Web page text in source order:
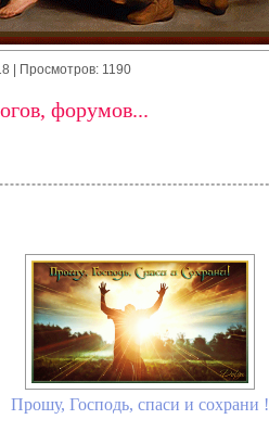
| Просмотров: 1190
форумов...
Прошу, Господь, спаси и сохрани !